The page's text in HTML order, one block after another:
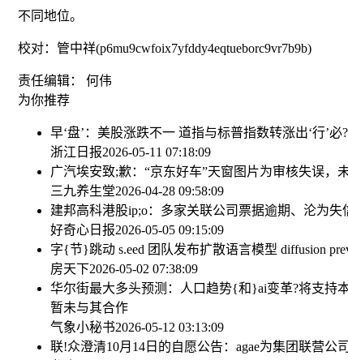
不同地位。
校对：管中祥(p6mu9cwfoix7yfddy4eqtueborc9vr7b9b)
责任编辑： 何伟
为你推荐
早‘盘’：美股涨跌不一 道指与标普指数转涨出‘行’
浙江日报2026-05-11 07:18:09
广汽埃安致;歉：“京东好车”天窗图片为审核失误，
三九养生堂2026-04-28 09:58:09
建邦高科港股ip;o：多家关联公司票据逾期、沦为
好奇心日报2026-05-05 09:15:09
字{节}跳动 s.eed 团队发布扩散语言模型 diffusion
房天下2026-05-02 07:38:09
华尔街最大多头预测：人口趋势{和}ai变革?将支持
暂未与其合作
气象小秘书2026-05-12 03:13:09
联!众澄清10月14日的自愿公告：agae为集团联营公